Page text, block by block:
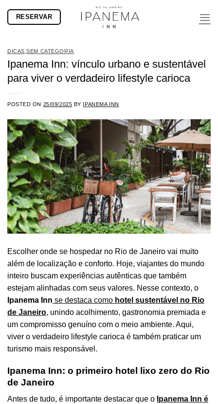
RESERVAR
DICAS ,SEM CATEGORIA
Ipanema Inn: vínculo urbano e sustentável
para viver o verdadeiro lifestyle carioca
POSTED ON 25/09/2025 BY IPANEMA INN
Escolher onde se hospedar no Rio de Janeiro vai muito
além de localização e conforto. Hoje, viajantes do mundo
inteiro buscam experiências autênticas que também
estejam alinhadas com seus valores. Nesse contexto, o
Ipanema Inn se destaca como hotel sustentável no Rio
de Janeiro, unindo acolhimento, gastronomia premiada e
um compromisso genuíno com o meio ambiente. Aqui,
viver o verdadeiro lifestyle carioca é também praticar um
turismo mais responsável.
Ipanema Inn: o primeiro hotel lixo zero do Rio
de Janeiro
Antes de tudo, é importante destacar que o Ipanema Inn é